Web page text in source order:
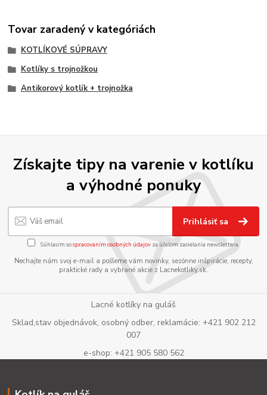
Tovar zaradený v kategóriách
KOTLÍKOVÉ SÚPRAVY
Kotlíky s trojnožkou
Antikorový kotlík + trojnožka
Získajte tipy na varenie v kotlíku
a výhodné ponuky
Prihlásiť sa
Súhlasím sospracovaním osobných údajov za účelom zasielania newslettera.
Nechajte nám svoj e-mail a pošleme vám novinky, sezónne inšpirácie, recepty,
praktické rady a vybrané akcie z Lacnekotliky.sk.
Lacné kotlíky na guláš
Sklad,stav objednávok, osobný odber, reklamácie: +421 902 212
007
e-shop: +421 905 580 562